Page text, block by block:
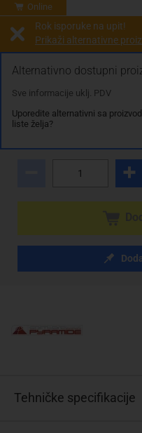
Online
Alternativno dostupni
Sve informacije uklj. PDV
Uporedite alternativni sa
liste želja?
Rok isporuke na upit!
Prikaži alternativne
Prodaja i slanje od:
Cijena na upit
0.00 KM
Tehničke specifikacije